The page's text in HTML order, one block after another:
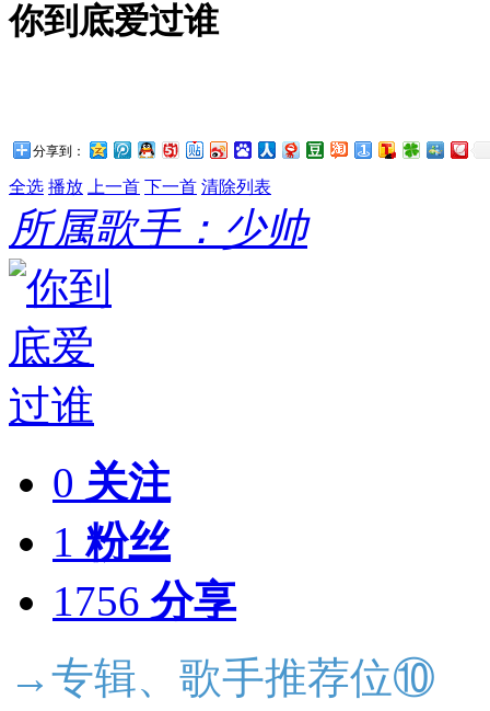
你到底爱过谁
分享到：
全选 播放 上一首 下一首 清除列表
所属歌手：少帅
0 关注
1 粉丝
1756 分享
→专辑、歌手推荐位⑩